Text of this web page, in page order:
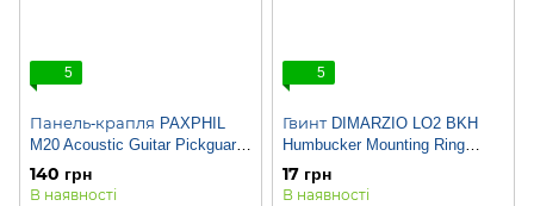
5
Панель-крапля PAXPHIL
M20 Acoustic Guitar Pickguard
(White)
140 грн
В наявності
5
Гвинт DIMARZIO LO2 BKH
Humbucker Mounting Ring
Screw - Bridge (Black)
17 грн
В наявності